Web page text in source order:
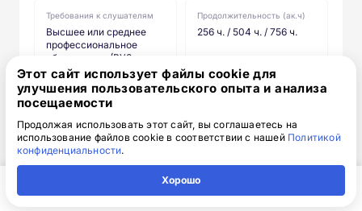
Требования к слушателям
Высшее или среднее
профессиональное
образование (ВУЗ,
колледж, техникум).
Продолжительность (ак.ч)
256 ч. / 504 ч. / 756 ч.
Этот сайт использует файлы cookie для
улучшения пользовательского опыта и анализа
посещаемости
Продолжая использовать этот сайт, вы соглашаетесь на
использование файлов cookie в соответствии с нашей Политикой
конфиденциальности.
Хорошо